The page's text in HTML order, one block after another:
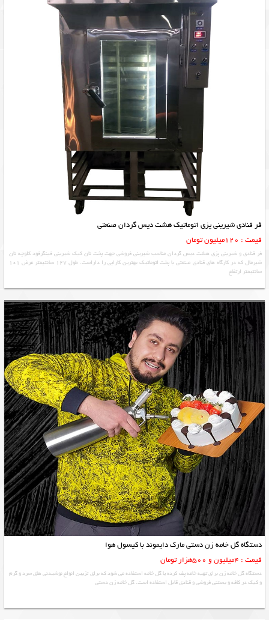
فر قنادی شیرینی پزی اتوماتیک هشت دیس گردان صنعتی
قیمت : 120میلیون تومان
فر قنادی و شیرینی پزی هشت دیس گردان مناسب شیرینی فروشی جهت پخت نان کیک شیرینی فینگرفود کلوچه نان
شیرمال که در کارگاه های قنادی صنعتی با پخت اتوماتیک بهترین کارایی را داراست. طول 127 سانتیمتر عرض 101
سانتیمتر ارتفاع
دستگاه گل خامه زن دستی مارک دایموند با کپسول هوا
قیمت : 4میلیون و 500هزار تومان
دستگاه گل خامه زن برای تهیه خامه پف کرده یا گل خامه استفاده می شود که برای تزیین انواع نوشیدنی های سرد و گرم
و کیک در کافه و بستنی فروشی و قنادی قابل استفاده است. گل خامه زن دستی